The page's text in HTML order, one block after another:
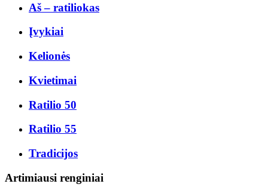
Aš – ratiliokas
Įvykiai
Kelionės
Kvietimai
Ratilio 50
Ratilio 55
Tradicijos
Artimiausi renginiai